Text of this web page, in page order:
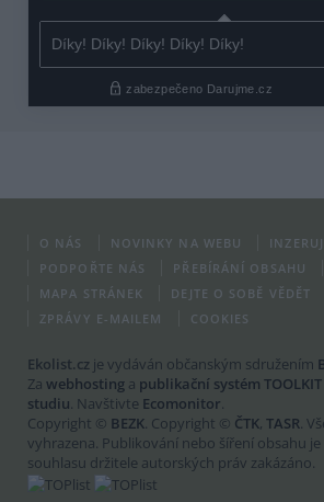
O NÁS NOVINKY NA WEBU
PODPOŘTE NÁS
PŘEBÍRÁNÍ OBSAHU
MAPA STRÁNEK
DEJTE O SOBĚ VĚDĚT
ZPRÁVY E-MAILEM
COOKIES
Ekolist.cz je vydáván občanským sdružením
Za webhosting a publikační systém TOOLKIT
studiu. Navštivte Ecomonitor.
Copyright © BEZK. Copyright © ČTK, TASR.
vyhrazena. Publikování nebo šíření obsahu
souhlasu držitele autorských práv zakázáno.